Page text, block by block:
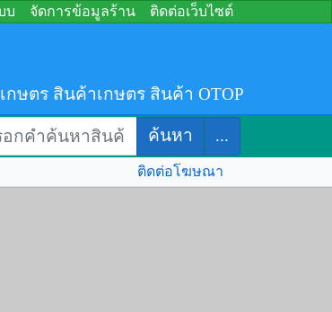
บ จัดการข้อมูลร้าน ติดต่อเว็บไซต์
ษตร สินค้าเกษตร สินค้า OTOP
ค้นหา ...
ติดต่อโฆษณา